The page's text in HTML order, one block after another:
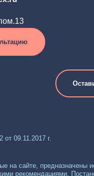
09.11.2017 г.
на сайте, предназначены
рекомендациями.